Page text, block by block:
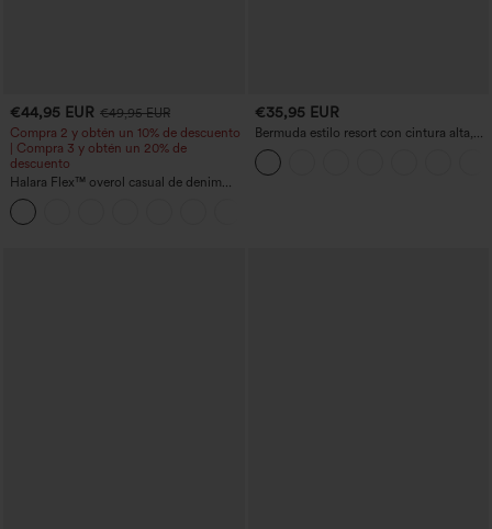
€44,95 EUR €49,95 EUR
Compra 2 y obtén un 10% de descuento
| Compra 3 y obtén un 20% de
descuento
Halara Flex™ overol casual de denim
lavado con escote en V y bolsillos
€35,95 EUR
Bermuda estilo resort con cintura alta,
dobladillo remangado y efecto lino, 10'',
con bolsillos